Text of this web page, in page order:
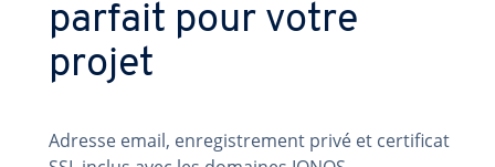
parfait pour votre
projet
Adresse email, enregistrement privé et certificat